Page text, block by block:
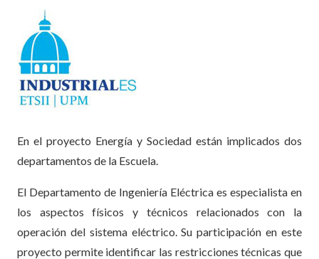
En el proyecto Energía y Sociedad están implicados dos
departamentos de la Escuela.
El Departamento de Ingeniería Eléctrica es especialista en
los aspectos físicos y técnicos relacionados con la
operación del sistema eléctrico. Su participación en este
proyecto permite identificar las restricciones técnicas que